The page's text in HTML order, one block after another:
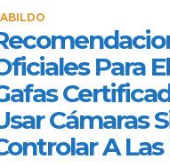
Para
Cámaras
A